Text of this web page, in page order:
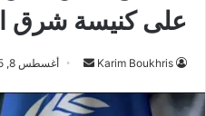
على كنيسة شرق
Karim Boukhris
أرسل
إلكترونيا
أغسطس 8, 2025